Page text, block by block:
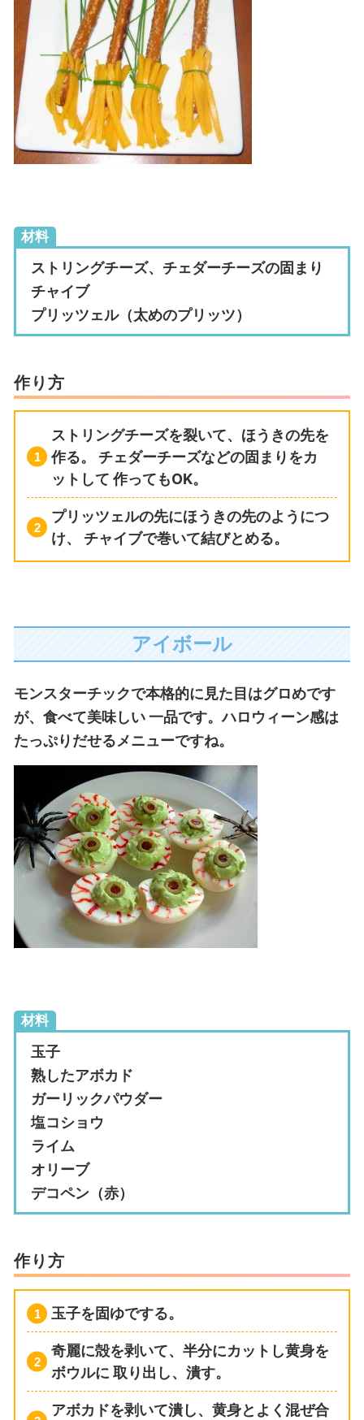
材料
ストリングチーズ、チェダーチーズの固まり
チャイブ
プリッツェル（太めのプリッツ）
作り方
ストリングチーズを裂いて、ほうきの先を
作る。
チェダーチーズなどの固まりをカ
ットして 作ってもOK。
プリッツェルの先にほうきの先のようにつ
け、
チャイブで巻いて結びとめる。
アイボール
モンスターチックで本格的に見た目はグロめです
が、食べて美味しい一品です。ハロウィーン感は
たっぷりだせるメニューですね。
材料
玉子
熟したアボカド
ガーリックパウダー
塩コショウ
ライム
オリーブ
デコペン（赤）
作り方
玉子を固ゆでする。
奇麗に殻を剥いて、半分にカットし黄身を
ボウルに 取り出し、潰す。
アボカドを剥いて潰し、黄身とよく混ぜ合